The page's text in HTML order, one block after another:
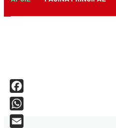
Facebook
WhatsApp